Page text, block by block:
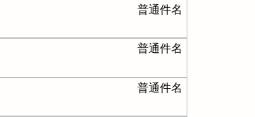
普通件名
普通件名
普通件名